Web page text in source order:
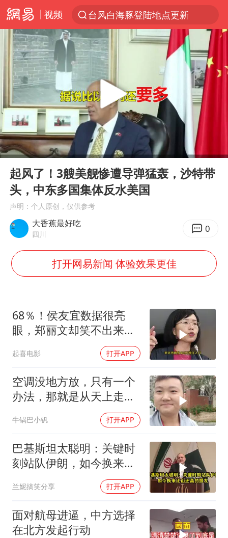
视频
台风白海豚登陆地点更新
以“新”破局 首发经济点亮城市消费活力
台风白海豚进入48小时警戒线
佛得角门将亮相智利俱乐部主场
中方回应是否在太平洋海底开采稀土
看守所辅警收受10万获刑1年
宇树科技发行价格150.80元/股
五粮液渠道价一箱上涨近百元
CIA被曝已秘密设立古巴工作组
法国下周开始禁止未经同意的电话营销
村民谈“梅姨”：叫的其实是“媒姨”
中国养老床位“三连降”
奋进开新局 实干挑大梁
Play
00:00 06:35
起风了！3艘美舰惨遭导弹猛轰，沙特带
头，中东多国集体反水美国
声明：个人原创，仅供参考
大香蕉最好吃
四川 0
打开网易新闻 体验效果更佳
68％！侯友宜数据很亮
眼，郑丽文却笑不出来
了，卢秀燕高下立判
起喜电影 打开APP
空调没地方放，只有一个
办法，那就是从天上走，
牛锅巴小钒 打开APP
巴基斯坦太聪明：关键时
刻站队伊朗，如今换来比
兰妮搞笑分享 打开APP
面对航母进逼，中方选择
在北方发起行动